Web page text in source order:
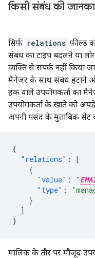
किसी संबंध की
सिर्फ़ relations फ़ील्ड
संबंध का टाइप बदलने या
व्यक्ति से संपर्क नहीं किया
मैनेजर के साथ संबंध हटाने
हक वाले उपयोगकर्ता का
उपयोगकर्ता के खाते को
अपनी पसंद के मुताबिक सेट
{
"relations" :
[
{
"value" : "
"type" :
}
]
}
मालिक के तौर पर मौजूद